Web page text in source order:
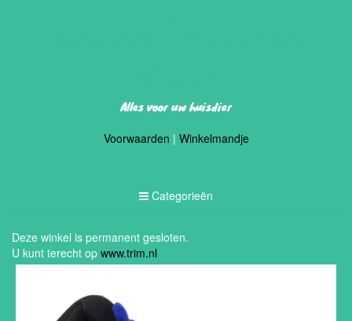
Alles voor uw huisdier
Voorwaarden | Winkelmandje
Toggle
Categorieën
Deze winkel is permanent gesloten.
U kunt terecht op www.trim.nl